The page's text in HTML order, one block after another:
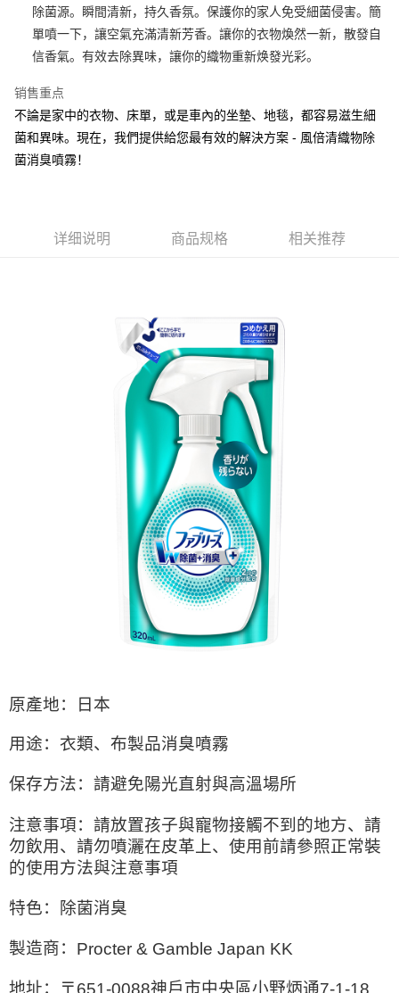
Google Pay
AFTEE先享后付
相关说明
1. 於付款方式選擇AFTEE先享後付，將跳出AFTEE先享後付手機驗證視
窗。
2. 進行簡訊驗證之後，即可完成結帳手續。
3. 訂單確認後不需事先繳費，商品會配送至您的指定地址。
4. 下訂完成後，您的手機會收到一封繳費通知簡訊，APP會員則會收到
請留意繳費期限為 14 天。唯有下載 AFTEE App 成為 AFTEE 會員者方能享
夠在期限內收到商品(例如:預購商品或預計到貨時間較長者)。因此無論收到
商品與否，仍需要請您在AFTEE規定的時間內完成繳費。
1. 初次使用 AFTEE 時，將依認證結果及本公司審查結果，核予每個人不同
2. 結帳金額須大於NT$30
3. 目前僅支援台灣會員
「AFTEE先享後付」(下稱本服務)乃由恩沛科技股份有限公司(下稱 AFTEE )
所提供，並由 AFTEE 向您收取款項。因使用本服務所須提供之個人資料(包
含但不限於訂購人姓名、電話，收件人姓名、電話、收件地址)，將交付予
AFTEE 於本服務必要服務範圍內運用。關於 AFTEE 對於個人資料之蒐集、
處理、利用，詳參 AFTEE 官網之『個人資料蒐集、處理及利用告知聲明』
https://aftee.tw/privacypolicy/）。
若款項超過繳費期限，將根據當次的金額加收年利率 16% 的逾期滯納金。
未成年的使用者，請事先徵得法定代理人或監護人之同意方可使用
要之購買訂單資訊提供予 AFTEE ，或讓 AFTEE 蒐集處理利用您的個人資
料，請勿選用本服務。
ATM付款
运送方式
全家取貨付款
每笔NT$60，满NT$599(含以上)免运费
每笔NT$120，满NT$899(含以上)免运费
除菌源。瞬間清新，持久香氛。保護你的家人免受細菌侵害。簡
單噴一下，讓空氣充滿清新芳香。讓你的衣物煥然一新，散發自
信香氣。有效去除異味，讓你的織物重新焕發光彩。
销售重点
不論是家中的衣物、床單，或是車內的坐墊、地毯，都容易滋生細
菌和異味。現在，我們提供給您最有效的解決方案 - 風倍清織物除
菌消臭噴霧！
详细说明 商品规格 相关推荐
原產地：日本
用途：衣類、布製品消臭噴霧
保存方法：請避免陽光直射與高溫場所
注意事項：請放置孩子與寵物接觸不到的地方、請
勿飲用、請勿噴灑在皮革上、使用前請參照正常裝
的使用方法與注意事項
特色：除菌消臭
製造商： Procter & Gamble Japan KK
地址：〒651-0088神戶市中央區小野炳通7-1-18